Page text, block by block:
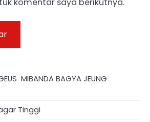
MIBANDA BAGYA JEUNG
Tinggi